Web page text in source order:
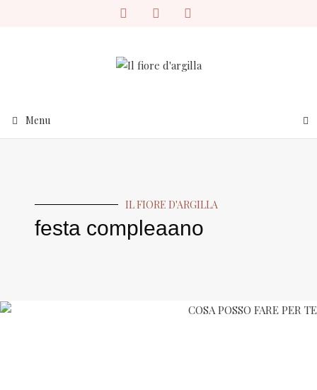
Menu
IL FIORE D'ARGILLA
festa compleaano